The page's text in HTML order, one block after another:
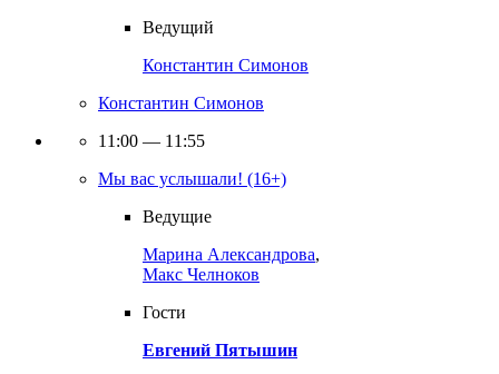
Ведущий
Константин Симонов
Константин Симонов
11:00 — 11:55
Мы вас услышали! (16+)
Ведущие
Марина Александрова,
Макс Челноков
Гости
Евгений Пятышин